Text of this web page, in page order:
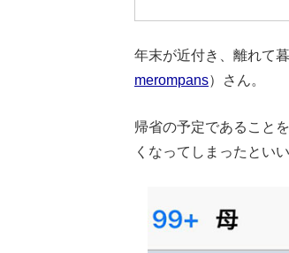
年末が近付き、離れて
merompans）さん。
帰省の予定であること
くなってしまったとい